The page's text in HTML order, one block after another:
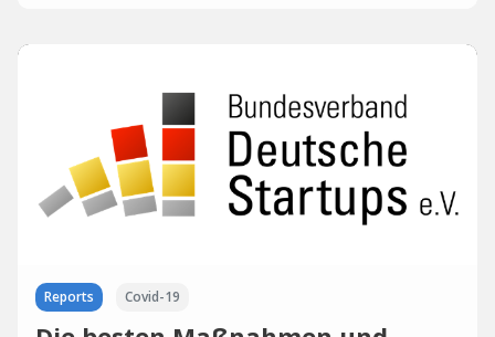
Reports Covid-19